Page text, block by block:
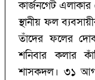
কার্জনগেট
স্থানীয় ফল
তাঁদের ফলের
শনিবার কলার
শাসকদল। ৩১